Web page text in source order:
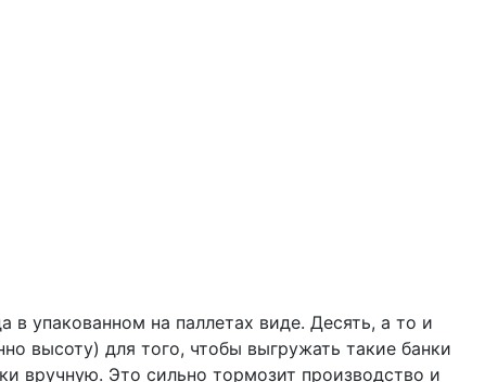
упакованном на паллетах виде. Десять, а то и
высоту) для того, чтобы выгружать такие банки
вручную. Это сильно тормозит производство и